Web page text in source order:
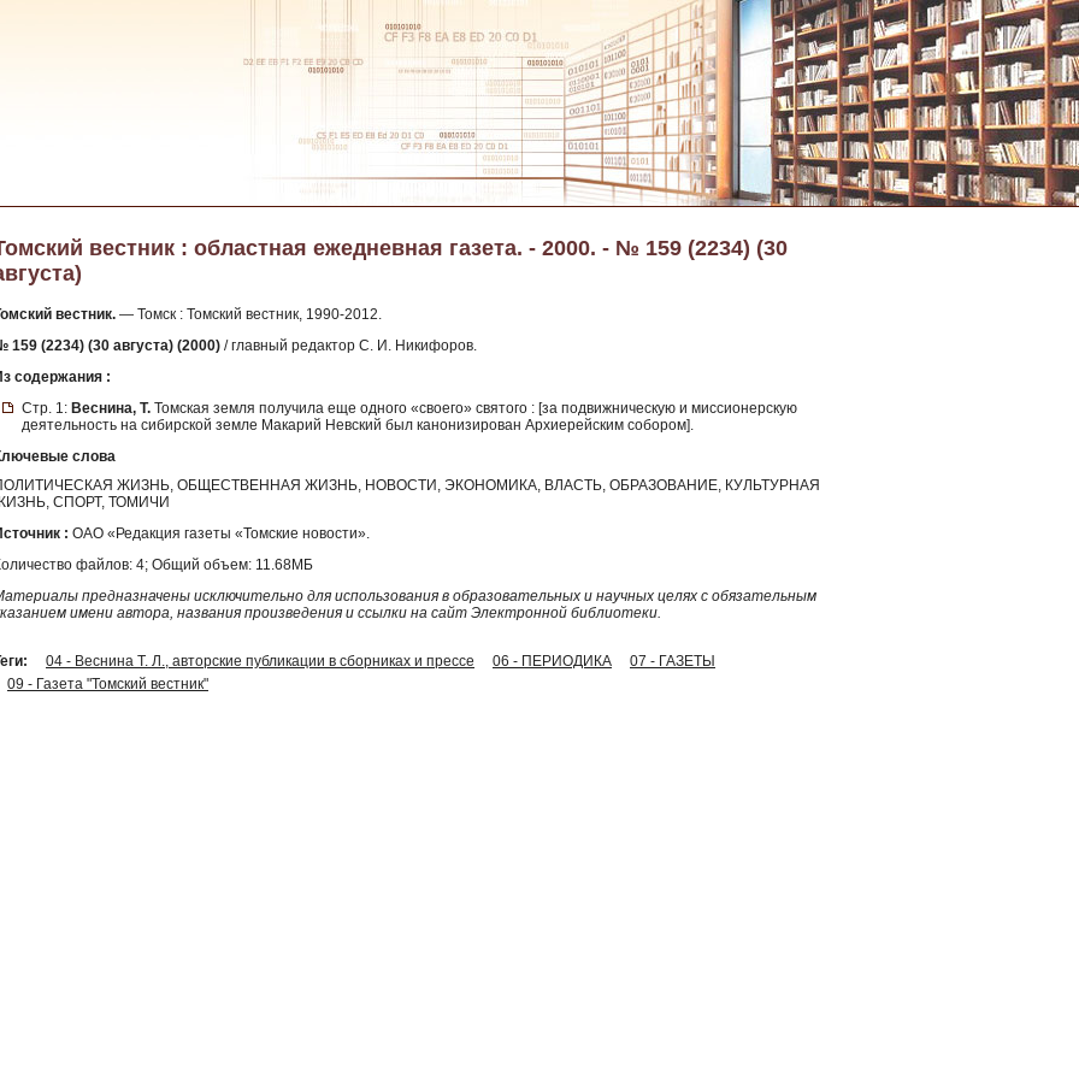
вестник : областная ежедневная газета. - 2000. - № 159 (2234) (30
вестник. — Томск : Томский вестник, 1990-2012.
159 (2234) (30 августа) (2000) / главный редактор С. И. Никифоров.
содержания :
Стр. 1: Веснина, Т. Томская земля получила еще одного «своего» святого : [за подвижническую и миссионерскую
деятельность на сибирской земле Макарий Невский был канонизирован Архиерейским собором].
слова
ЖИЗНЬ, ОБЩЕСТВЕННАЯ ЖИЗНЬ, НОВОСТИ, ЭКОНОМИКА, ВЛАСТЬ, ОБРАЗОВАНИЕ, КУЛЬТУРНАЯ
СПОРТ, ТОМИЧИ
: ОАО «Редакция газеты «Томские новости».
файлов: 4; Общий объем: 11.68МБ
предназначены исключительно для использования в образовательных и научных целях с обязательным
имени автора, названия произведения и ссылки на сайт Электронной библиотеки.
04 - Веснина Т. Л., авторские публикации в сборниках и прессе 06 - ПЕРИОДИКА
07 - ГАЗЕТЫ
09 - Газета "Томский вестник"